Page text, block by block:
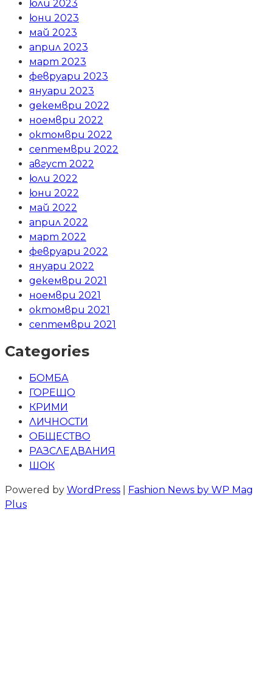
юли 2023
юни 2023
май 2023
април 2023
март 2023
февруари 2023
януари 2023
декември 2022
ноември 2022
октомври 2022
септември 2022
август 2022
юли 2022
юни 2022
май 2022
април 2022
март 2022
февруари 2022
януари 2022
декември 2021
ноември 2021
октомври 2021
септември 2021
Categories
БОМБА
ГОРЕЩО
КРИМИ
ЛИЧНОСТИ
ОБЩЕСТВО
РАЗСЛЕДВАНИЯ
ШОК
Powered by WordPress
Fashion News by WP Mag
Plus